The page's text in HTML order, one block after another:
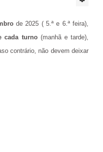
de 2025 ( 5.ª e 6.ª feira),
cada turno(manhã e tarde),
contrário, não devem deixar